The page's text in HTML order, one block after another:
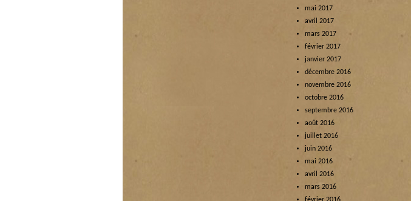
mai 2017
avril 2017
mars 2017
février 2017
janvier 2017
décembre 2016
novembre 2016
octobre 2016
septembre 2016
août 2016
juillet 2016
juin 2016
mai 2016
avril 2016
mars 2016